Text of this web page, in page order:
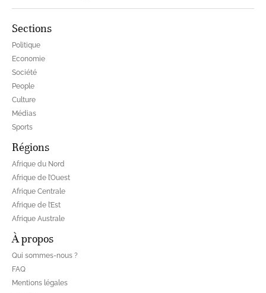
Sections
Politique
Economie
Société
People
Culture
Médias
Sports
Régions
Afrique du Nord
Afrique de l’Ouest
Afrique Centrale
Afrique de l’Est
Afrique Australe
À propos
Qui sommes-nous ?
FAQ
Mentions légales